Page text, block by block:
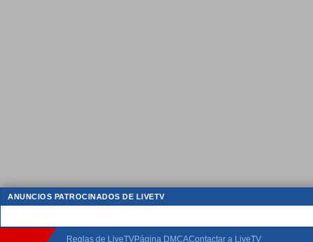
ANUNCIOS PATROCINADOS DE LIVETV
Reglas de LiveTVPágina DMCAContactar a LiveTV